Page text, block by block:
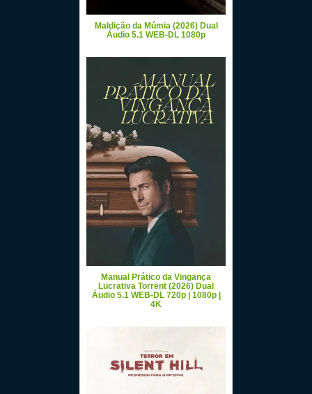
Maldição da Múmia (2026) Dual
Áudio 5.1 WEB-DL 1080p
Manual Prático da Vingança
Lucrativa Torrent (2026) Dual
Áudio 5.1 WEB-DL 720p | 1080p |
4K